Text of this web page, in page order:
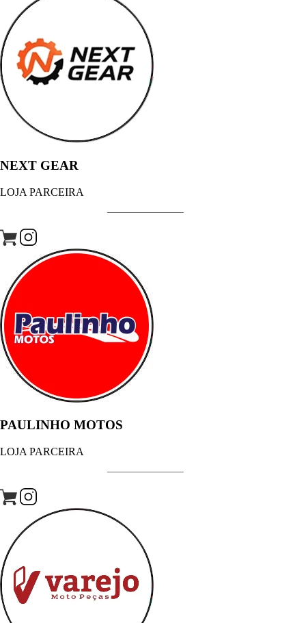
NEXT GEAR
LOJA PARCEIRA
PAULINHO MOTOS
LOJA PARCEIRA